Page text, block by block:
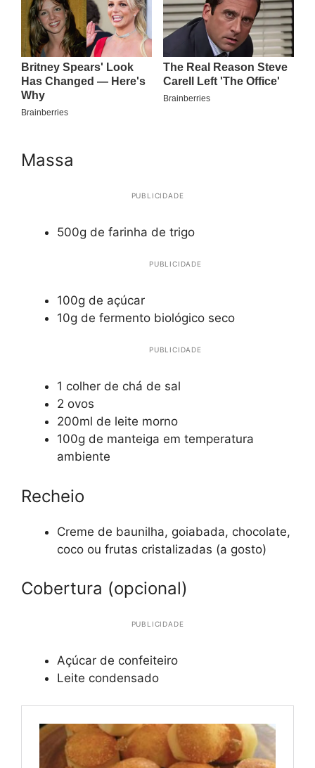
Massa
PUBLICIDADE
500g de farinha de trigo
PUBLICIDADE
100g de açúcar
10g de fermento biológico seco
PUBLICIDADE
1 colher de chá de sal
2 ovos
200ml de leite morno
100g de manteiga em temperatura
ambiente
Recheio
Creme de baunilha, goiabada, chocolate,
coco ou frutas cristalizadas (a gosto)
Cobertura (opcional)
PUBLICIDADE
Açúcar de confeiteiro
Leite condensado